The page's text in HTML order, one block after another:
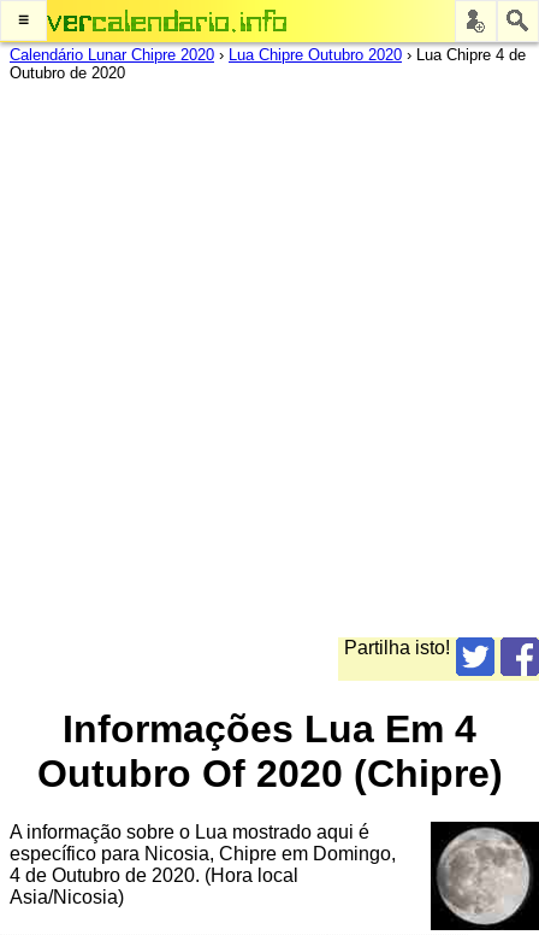
≡
Calendário Lunar Chipre 2020 › Lua Chipre Outubro 2020 › Lua Chipre 4 de
Outubro de 2020
Partilha isto!
Informações Lua Em 4
Outubro Of 2020 (Chipre)
A informação sobre o Lua mostrado aqui é
específico para Nicosia, Chipre em Domingo,
4 de Outubro de 2020. (Hora local
Asia/Nicosia)